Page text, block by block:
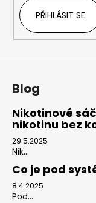
PŘIHLÁSIT SE
Blog
Nikotinové
nikotinu bez
29.5.2025
Nik...
Co je pod
8.4.2025
Pod...